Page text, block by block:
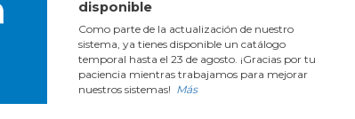
disponible
Como parte de la actualización de nuestro
sistema, ya tienes disponible un catálogo
temporal hasta el 23 de agosto. ¡Gracias por tu
paciencia mientras trabajamos para mejorar
nuestros sistemas! Más